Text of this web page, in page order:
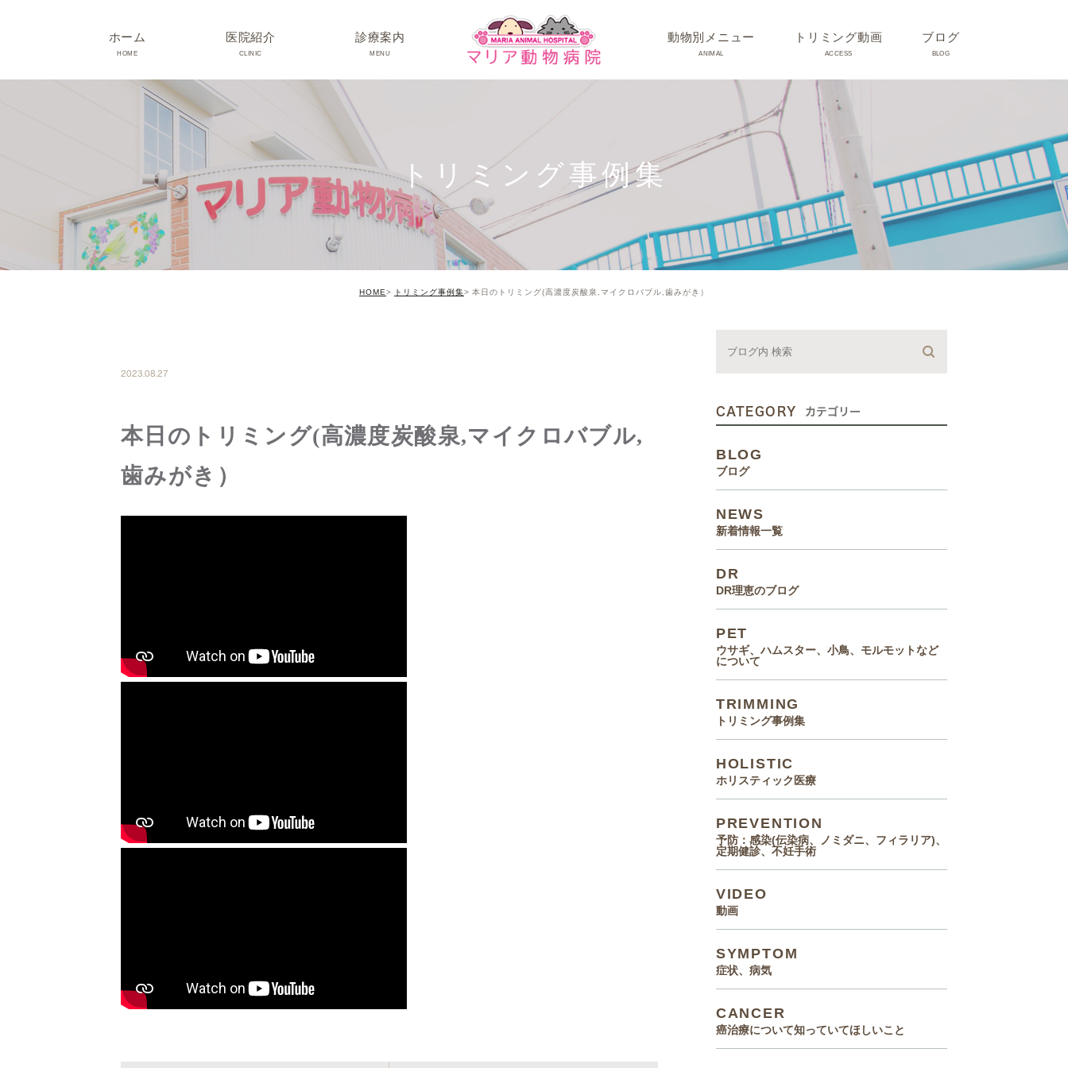
ホーム
HOME
医院紹介
CLINIC
院長･スタッフ紹介
診療時間･アクセス
院内紹介･初診の方へ
医院設備
診療案内
MENU
動物別メニュー
ANIMAL
ネコちゃんの病気
うさぎちゃん･その他動物の病気
トリミング動画
ACCESS
ブログ
BLOG
うさぎ、ハムスター、小鳥、
モルモットなどについて
トリミング事例集
ホリスティック医療
トリミング事例集
HOME トリミング事例集 本日のトリミング(高濃度炭酸泉,マイクロバブル,歯みがき）
2023.08.27
本日のトリミング(高濃度炭酸泉,マイクロバブル,
歯みがき）
CATEGORY カテゴリー
BLOG
ブログ
NEWS
新着情報一覧
DR
DR理恵のブログ
PET
ウサギ、ハムスター、小鳥、モルモットなど
について
TRIMMING
トリミング事例集
HOLISTIC
ホリスティック医療
PREVENTION
予防：感染(伝染病、ノミダニ、フィラリア)、
定期健診、不妊手術
VIDEO
動画
SYMPTOM
症状、病気
CANCER
癌治療について知っていてほしいこと